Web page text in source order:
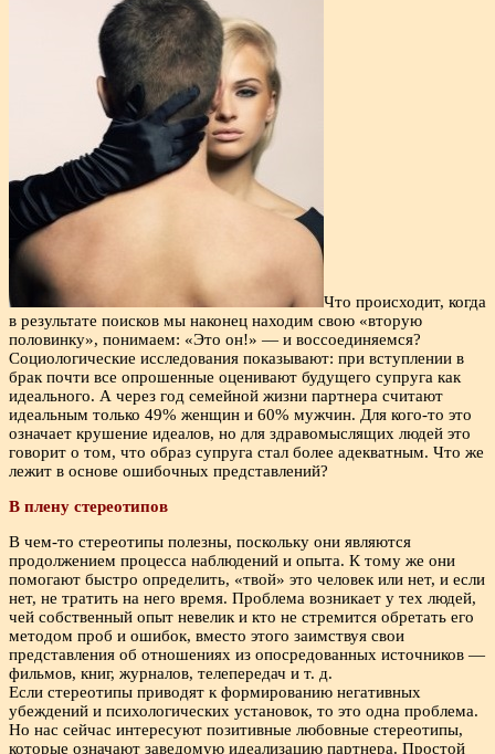
Что происходит, когда
в результате поисков мы наконец находим свою «вторую
половинку», понимаем: «Это он!» — и воссоединяемся?
Социологические исследования показывают: при вступлении в
брак почти все опрошенные оценивают будущего супруга как
идеального. А через год семейной жизни партнера считают
идеальным только 49% женщин и 60% мужчин. Для кого-то это
означает крушение идеалов, но для здравомыслящих людей это
говорит о том, что образ супруга стал более адекватным. Что же
лежит в основе ошибочных представлений?
В плену стереотипов
В чем-то стереотипы полезны, поскольку они являются
продолжением процесса наблюдений и опыта. К тому же они
помогают быстро определить, «твой» это человек или нет, и если
нет, не тратить на него время. Проблема возникает у тех людей,
чей собственный опыт невелик и кто не стремится обретать его
методом проб и ошибок, вместо этого заимствуя свои
представления об отношениях из опосредованных источников —
фильмов, книг, журналов, телепередач и т. д.
Если стереотипы приводят к формированию негативных
убеждений и психологических установок, то это одна проблема.
Но нас сейчас интересуют позитивные любовные стереотипы,
которые означают заведомую идеализацию партнера. Простой